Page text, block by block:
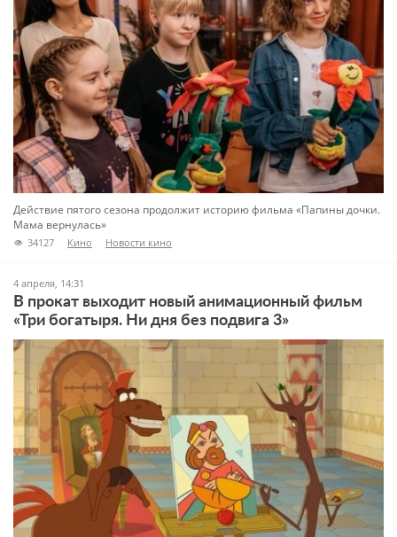
Действие пятого сезона продолжит историю фильма «Папины дочки.
Мама вернулась»
34127 Кино Новости кино
4 апреля, 14:31
В прокат выходит новый анимационный фильм
«Три богатыря. Ни дня без подвига 3»